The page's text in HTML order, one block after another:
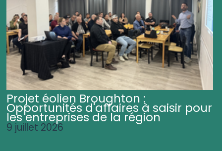
Projet éolien Broughton :
Opportunités d'affaires à saisir pour
les entreprises de la région
9 juillet 2026